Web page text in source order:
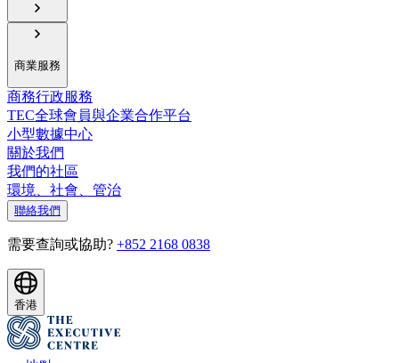
商業服務
商務行政服務
TEC全球會員與企業合作平台
小型數據中心
關於我們
我們的社區
環境、社會、管治
聯絡我們
需要查詢或協助? +852 2168 0838
香港